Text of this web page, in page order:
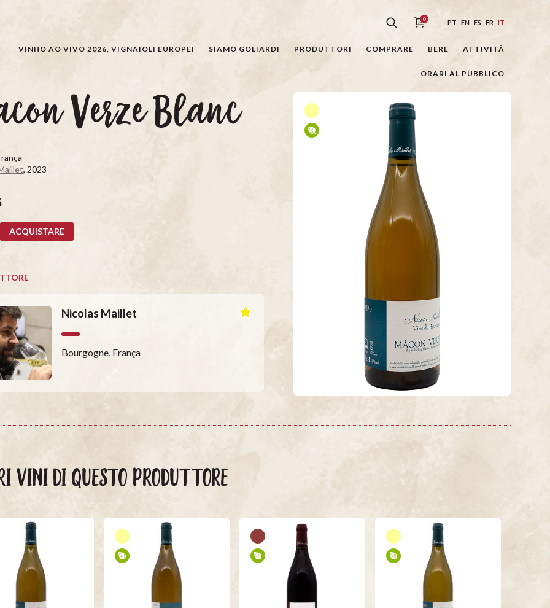
0 PT EN ES FR IT
VINHO AO VIVO 2026, VIGNAIOLI EUROPEI SIAMO GOLIARDI PRODUTTORI COMPRARE BERE ATTIVITÀ
ORARI AL PUBBLICO
Verze Blanc
, 2023
ACQUISTARE
Nicolas Maillet
Bourgogne, França
VINI DI QUESTO PRODUTTORE